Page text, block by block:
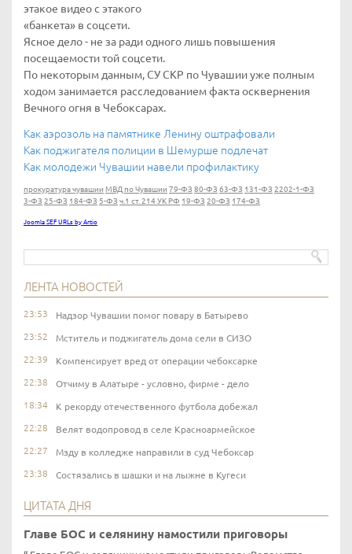
этакое видео с этакого
«банкета» в соцсети.
Ясное дело - не за ради одного лишь повышения
посещаемости той соцсети.
По некоторым данным, СУ СКР по Чувашии уже полным
ходом занимается расследованием факта осквернения
Вечного огня в Чебоксарах.
Как аэрозоль на памятнике Ленину оштрафовали
Как поджигателя полиции в Шемурше подлечат
Как молодежи Чувашии навели профилактику
прокуратура чувашии МВД по Чувашии 79-ФЗ 80-ФЗ 63-ФЗ 131-ФЗ 2202-1-ФЗ
3-ФЗ 25-ФЗ 184-ФЗ 5-ФЗ ч.1 ст. 214 УК РФ 19-ФЗ 20-ФЗ 174-ФЗ
Joomla SEF URLs by Artio
ЛЕНТА НОВОСТЕЙ
23:53 Надзор Чувашии помог повару в Батырево
23:52 Мститель и поджигатель дома сели в СИЗО
22:39 Компенсирует вред от операции чебоксарке
22:38 Отчиму в Алатыре - условно, фирме - дело
18:34 К рекорду отечественного футбола добежал
22:28 Велят водопровод в селе Красноармейское
22:27 Мзду в колледже направили в суд Чебоксар
23:38 Состязались в шашки и на лыжне в Кугеси
ЦИТАТА ДНЯ
Главе БОС и селянину намостили приговоры